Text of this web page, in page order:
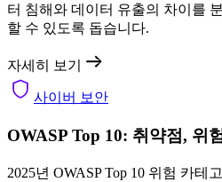
터 침해와 데이터 유출의 차이를
할 수 있도록 돕습니다.
자세히 보기
사이버 보안
OWASP Top 10: 취약점, 위
2025년 OWASP Top 10 위험 카테